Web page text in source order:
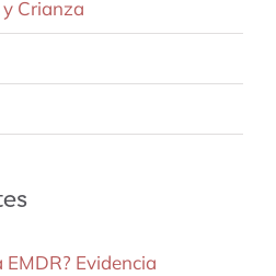
Crianza
Evidencia